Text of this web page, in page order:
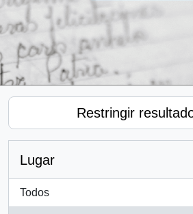
Restringir
Lugar
Todos